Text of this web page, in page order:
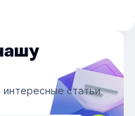
статьи